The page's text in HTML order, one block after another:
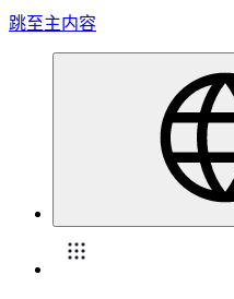
跳至主内容